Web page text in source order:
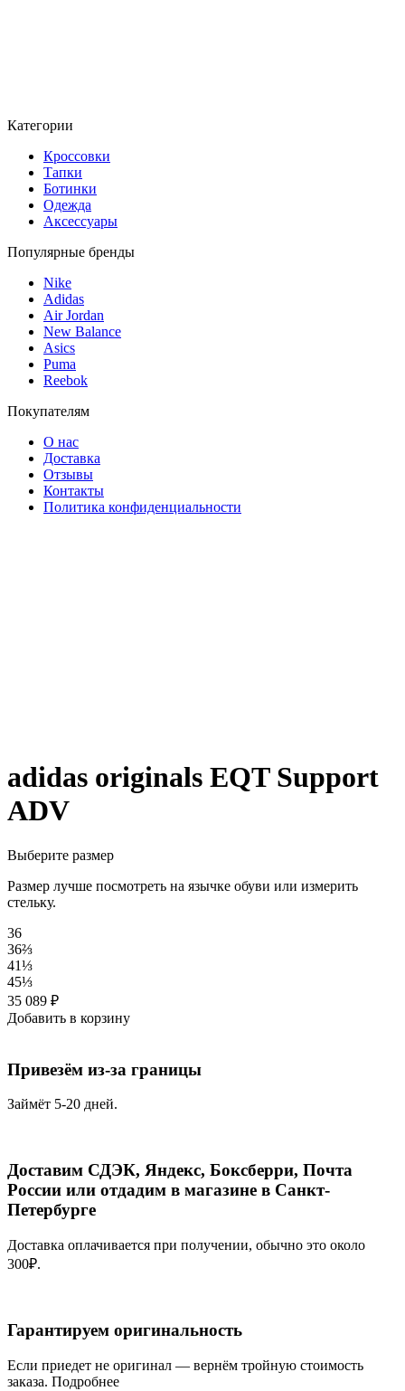
Категории
Кроссовки
Тапки
Ботинки
Одежда
Аксессуары
Популярные бренды
Nike
Adidas
Air Jordan
New Balance
Asics
Puma
Reebok
Покупателям
О нас
Доставка
Отзывы
Контакты
Политика конфиденциальности
adidas originals EQT Support
ADV
Выберите размер
Размер лучше посмотреть на язычке обуви или измерить
стельку.
36
36⅔
41⅓
45⅓
35 089 ₽
Добавить в корзину
Привезём из-за границы
Займёт 5-20 дней.
Доставим СДЭК, Яндекс, Боксберри, Почта
России или отдадим в магазине в Санкт-
Петербурге
Доставка оплачивается при получении, обычно это около
300₽.
Гарантируем оригинальность
Если приедет не оригинал — вернём тройную стоимость
заказа. Подробнее